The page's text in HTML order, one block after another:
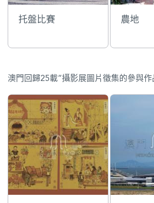
托盤比賽 農地
澳門回歸25載”攝影展圖片徵集的參與作